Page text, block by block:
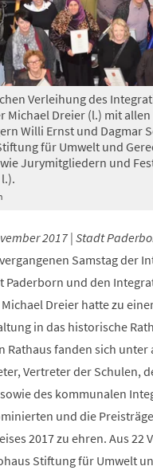
Verleihung des
Michael Dreier (l.) mit
Willi Ernst und Dagmar
für Umwelt und
Jurymitgliedern und
2017 | Stadt
Samstag der
Paderborn und den
Dreier hatte zu
in das historische
Rathaus fanden sich unter
Vertreter der Schulen,
des kommunalen
und die
2017 zu ehren. Aus 22
Stiftung für Umwelt